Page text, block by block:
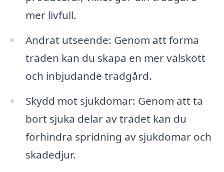
mer livfull.
Ändrat utseende: Genom att forma
träden kan du skapa en mer välskött
och inbjudande trädgård.
Skydd mot sjukdomar: Genom att ta
bort sjuka delar av trädet kan du
förhindra spridning av sjukdomar och
skadedjur.